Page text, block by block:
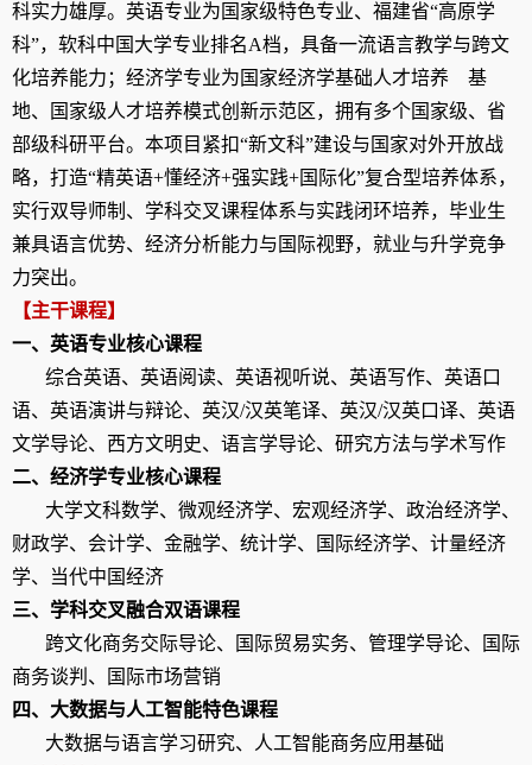
科实力雄厚。 英语专业为国家级特色专业、福建省“高原学
科”，软科中国大学专业排名A档，具备一流语言教学与跨文
化培养能力；经济学专业为国家经济学基础人才培养 基
地、国家级人才培养模式创新示范区，拥有多个国家级、省
部级科研平台。本项目紧扣“新文科”建设与国家对外开放战
略，打造“精英语+懂经济+强实践+国际化”复合型培养体系，
实行双导师制、学科交叉课程体系与实践闭环培养，毕业生
兼具语言优势、经济分析能力与国际视野，就业与升学竞争
力突出。
【主干课程】
一、英语专业核心课程
综合英语、英语阅读、英语视听说、英语写作、英语口
语、英语演讲与辩论、英汉/汉英笔译、英汉/汉英口译、英语
文学导论、西方文明史、语言学导论、研究方法与学术写作
二、经济学专业核心课程
大学文科数学、微观经济学、宏观经济学、政治经济学、
财政学、会计学、金融学、统计学、国际经济学、计量经济
学、当代中国经济
三、学科交叉融合双语课程
跨文化商务交际导论、国际贸易实务、管理学导论、国际
商务谈判、国际市场营销
四、大数据与人工智能特色课程
大数据与语言学习研究、人工智能商务应用基础